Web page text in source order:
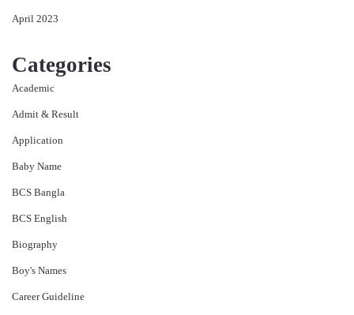
April 2023
Categories
Academic
Admit & Result
Application
Baby Name
BCS Bangla
BCS English
Biography
Boy's Names
Career Guideline